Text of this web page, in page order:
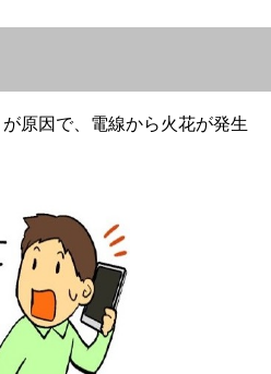
原因で、電線から火花が発生